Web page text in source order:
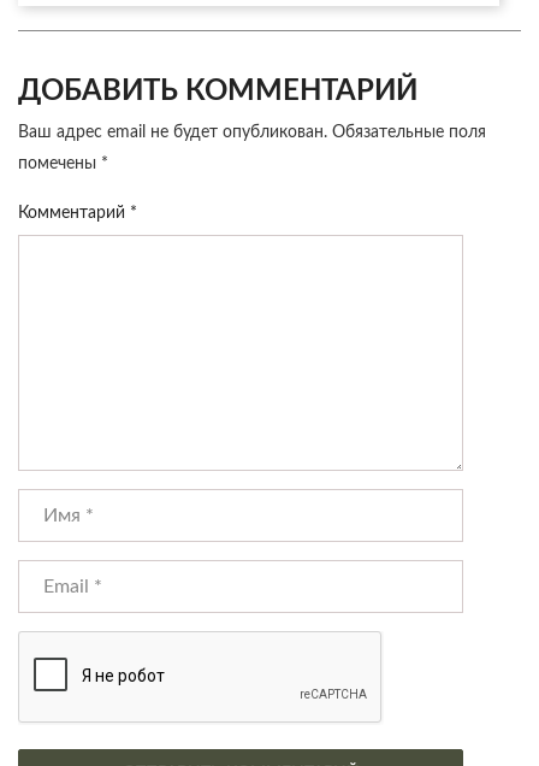
ДОБАВИТЬ КОММЕНТАРИЙ
Ваш адрес email не будет опубликован. Обязательные поля
помечены *
Комментарий *